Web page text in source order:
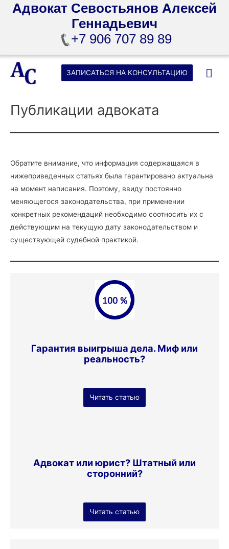
Адвокат Севостьянов Алексей
Геннадьевич
+7 906 707 89 89
Перейти
содержимому
ЗАПИСАТЬСЯ НА КОНСУЛЬТАЦИЮ
Публикации адвоката
Обратите внимание, что информация содержащаяся в
нижеприведенных статьях была гарантировано актуальна
на момент написания. Поэтому, ввиду постоянно
меняющегося законодательства, при применении
конкретных рекомендаций необходимо соотносить их с
действующим на текущую дату законодательством и
существующей судебной практикой.
Гарантия выигрыша дела. Миф или
реальность?
Читать статью
Адвокат или юрист? Штатный или
сторонний?
Читать статью